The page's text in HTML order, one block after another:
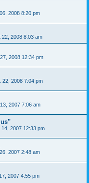
2008 8:20 pm
22, 2008 8:03 am
2008 12:34 pm
22, 2008 7:04 pm
2007 7:06 am
14, 2007 12:33 pm
2007 2:48 am
2007 4:55 pm